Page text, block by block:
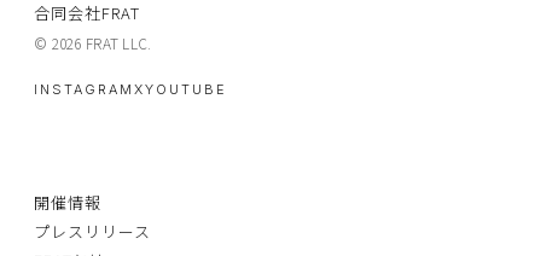
合同会社FRAT
© 2026 FRAT LLC.
INSTAGRAM XYOUTUBE
開催情報
プレスリリース